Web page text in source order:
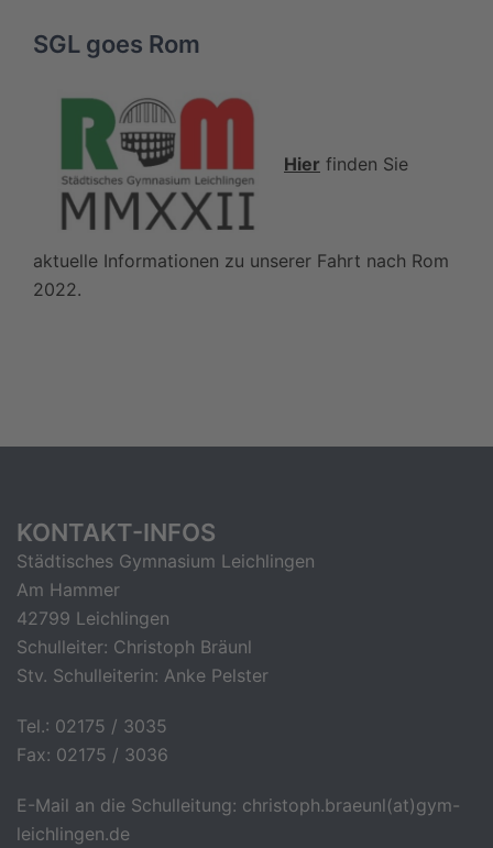
SGL goes Rom
Hier finden Sie
aktuelle Informationen zu unserer Fahrt nach Rom
2022.
KONTAKT-INFOS
Städtisches Gymnasium Leichlingen
Am Hammer
42799 Leichlingen
Schulleiter: Christoph Bräunl
Stv. Schulleiterin: Anke Pelster
Tel.: 02175 / 3035
Fax: 02175 / 3036
E-Mail an die Schulleitung: christoph.braeunl(at)gym-
leichlingen.de